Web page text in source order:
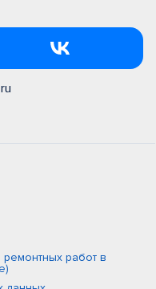
работ в